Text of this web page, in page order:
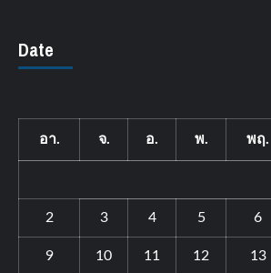
Date
อา. จ. อ. พ. พฤ.
2 3 4 5 6
9 10 11 12 13